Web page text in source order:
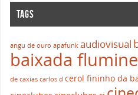
TAGS
angu de ouro apafunk audiovisual
baixada
de caxias carlos d cerol fininho da